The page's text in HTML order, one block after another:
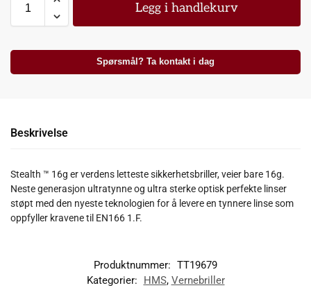
Legg i handlekurv
Spørsmål? Ta kontakt i dag
Beskrivelse
Stealth ™ 16g er verdens letteste sikkerhetsbriller, veier bare 16g.
Neste generasjon ultratynne og ultra sterke optisk perfekte linser
støpt med den nyeste teknologien for å levere en tynnere linse som
oppfyller kravene til EN166 1.F.
Produktnummer: TT19679
Kategorier:
HMS, Vernebriller